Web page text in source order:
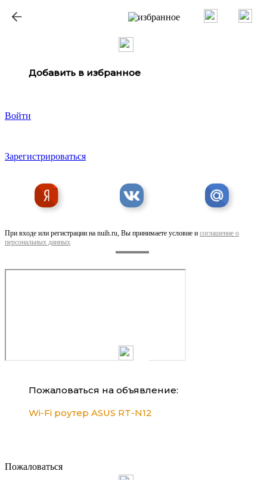
Добавить в избранное
Войти
Зарегистрироваться
При входе или регистрации на nuih.ru, Вы принимаете условие и соглашение о
персональных данных
Пожаловаться на объявление:
Wi-Fi роутер ASUS RT-N12
Пожаловаться